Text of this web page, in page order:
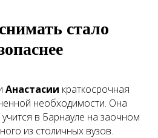
стало
Анастасии краткосрочная
необходимости. Она
в Барнауле на заочном
из столичных вузов.